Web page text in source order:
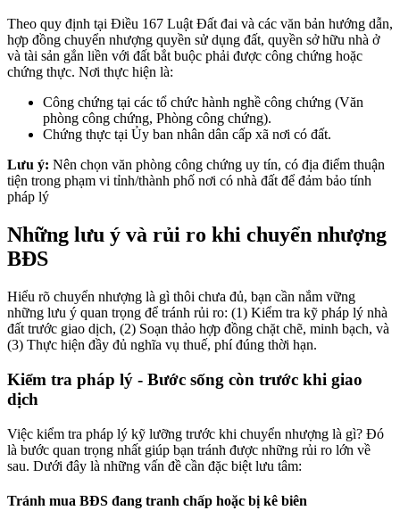
Theo quy định tại Điều 167 Luật Đất đai và các văn bản hướng dẫn,
hợp đồng chuyển nhượng quyền sử dụng đất, quyền sở hữu nhà ở
và tài sản gắn liền với đất bắt buộc phải được công chứng hoặc
chứng thực. Nơi thực hiện là:
Công chứng tại các tổ chức hành nghề công chứng (Văn
phòng công chứng, Phòng công chứng).
Chứng thực tại Ủy ban nhân dân cấp xã nơi có đất.
Lưu ý: Nên chọn văn phòng công chứng uy tín, có địa điểm thuận
tiện trong phạm vi tỉnh/thành phố nơi có nhà đất để đảm bảo tính
pháp lý
Những lưu ý và rủi ro khi chuyển nhượng
BĐS
Hiểu rõ chuyển nhượng là gì thôi chưa đủ, bạn cần nắm vững
những lưu ý quan trọng để tránh rủi ro: (1) Kiểm tra kỹ pháp lý nhà
đất trước giao dịch, (2) Soạn thảo hợp đồng chặt chẽ, minh bạch, và
(3) Thực hiện đầy đủ nghĩa vụ thuế, phí đúng thời hạn.
Kiểm tra pháp lý - Bước sống còn trước khi giao
dịch
Việc kiểm tra pháp lý kỹ lưỡng trước khi chuyển nhượng là gì? Đó
là bước quan trọng nhất giúp bạn tránh được những rủi ro lớn về
sau. Dưới đây là những vấn đề cần đặc biệt lưu tâm:
Tránh mua BĐS đang tranh chấp hoặc bị kê biên